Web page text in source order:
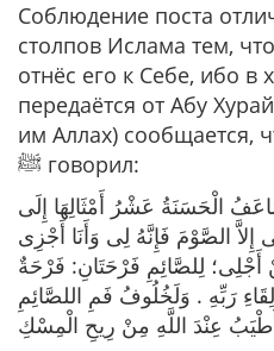
Соблюдение поста
столпов Ислама тем,
отнёс его к Себе, ибо в
передаётся от Абу
им Аллах) сообщается,
ﷺ говорил:
الْحَسَنَةُ عَشْرُ أَمْثَالِهَا إِلَى
الصَّوْمَ فَإِنَّهُ لِى وَأَنَا أَجْزِى
لِلصَّائِمِ فَرْحَتَانِ: فَرْحَةٌ
رَبِّهِ . وَلَخُلُوفُ فَمِ اللصَّائِمِ
عِنْدَ اللَّهِ مِنْ رِيحِ الْمِسْكِ